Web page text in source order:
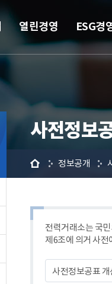
열린경영 ESG경
사전정보
홈 정보공개
전력거래소는 국
제6조에 의거 사전
사전정보공표